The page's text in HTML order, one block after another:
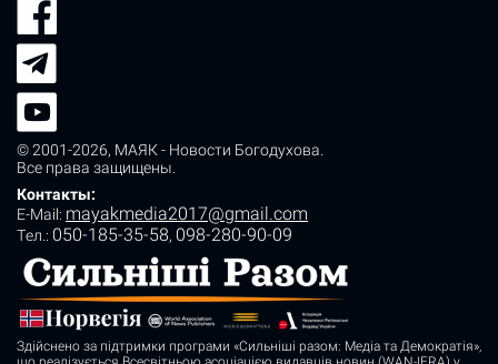
© 2001-2026, МАЯК - Новости Богодухова
Все права защищены.
Контакты:
E-Mail: mayakmedia2017@gmail.com
Tел.: 050-185-35-58, 098-280-90-09
Здійснено за підтримки програми «Сильніші разом: Медіа та Демократія»,